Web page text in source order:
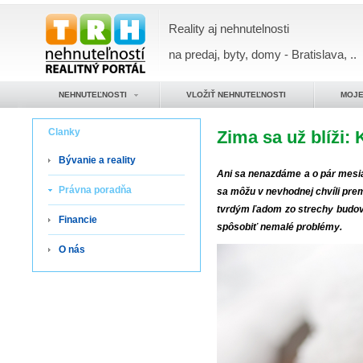
Reality aj nehnutelnosti
na predaj, byty, domy - Bratislava, ..
NEHNUTEĽNOSTI VLOŽIŤ NEHNUTEĽNOSTI
Clanky
Bývanie a reality
Právna poradňa
Financie
O nás
Zima sa už blíži:
Ani sa nenazdáme a o pár
sa môžu v nevhodnej chvíli
tvrdým ľadom zo strechy
spôsobiť nemalé problémy.